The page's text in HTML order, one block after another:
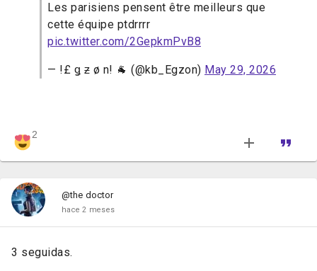
Les parisiens pensent être meilleurs que
cette équipe ptdrrrr
pic.twitter.com/2GepkmPvB8
— !£ ǥ ƶ ø n! 🐐 (@kb_Egzon) May 29, 2026
2
@the doctor
hace 2 meses
3 seguidas.